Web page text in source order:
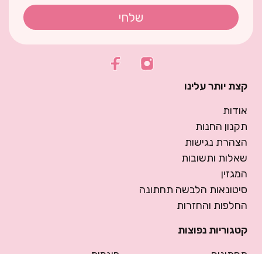
שלחי
קצת יותר עלינו
אודות
תקנון החנות
הצהרת נגישות
שאלות ותשובות
המגזין
סיטונאות הלבשה תחתונה
החלפות והחזרות
קטגוריות נפוצות